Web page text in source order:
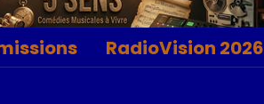
RadioVision 2026